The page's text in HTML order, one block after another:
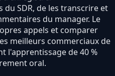
SDR, de les transcrire et
du manager. Le
appels et comparer
meilleurs commerciaux de
l'apprentissage de 40 %
oral.